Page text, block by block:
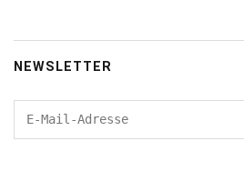
NEWSLETTER